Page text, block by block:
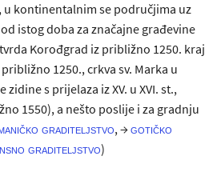
kontinentalnim se područjima uz
istog doba za značajne građevine
Korođgrad iz približno 1250. kraj
1250., crkva sv. Marka u
zidine s prijelaza iz XV. u XVI. st.,
1550), a nešto poslije i za gradnju
graditeljstvo, →gotičko
graditeljstvo)